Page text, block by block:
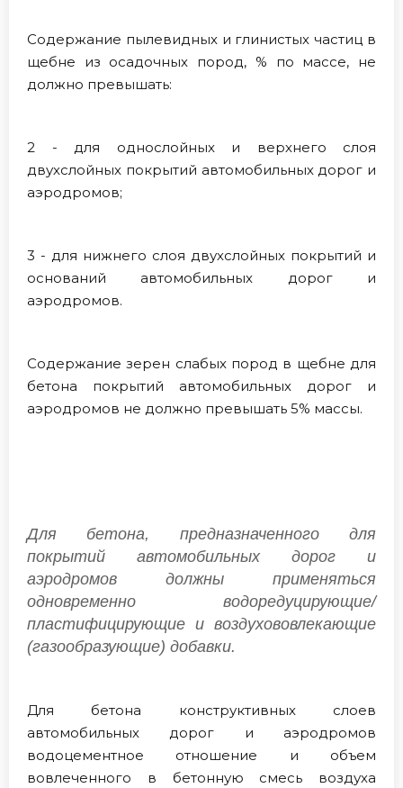
Содержание пылевидных и глинистых частиц в
щебне из осадочных пород, % по массе, не
должно превышать:
2 - для однослойных и верхнего слоя
двухслойных покрытий автомобильных дорог и
аэродромов;
3 - для нижнего слоя двухслойных покрытий и
оснований автомобильных дорог и
аэродромов.
Содержание зерен слабых пород в щебне для
бетона покрытий автомобильных дорог и
аэродромов не должно превышать 5% массы.
Для бетона, предназначенного для
покрытий автомобильных дорог и
аэродромов должны применяться
одновременно водоредуцирующие/
пластифицирующие и воздухововлекающие
(газообразующие) добавки.
Для бетона конструктивных слоев
автомобильных дорог и аэродромов
водоцементное отношение и объем
вовлеченного в бетонную смесь воздуха